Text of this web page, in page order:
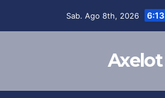
Sab. Ago 8th, 2026
Axelot